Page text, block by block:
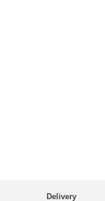
Delivery